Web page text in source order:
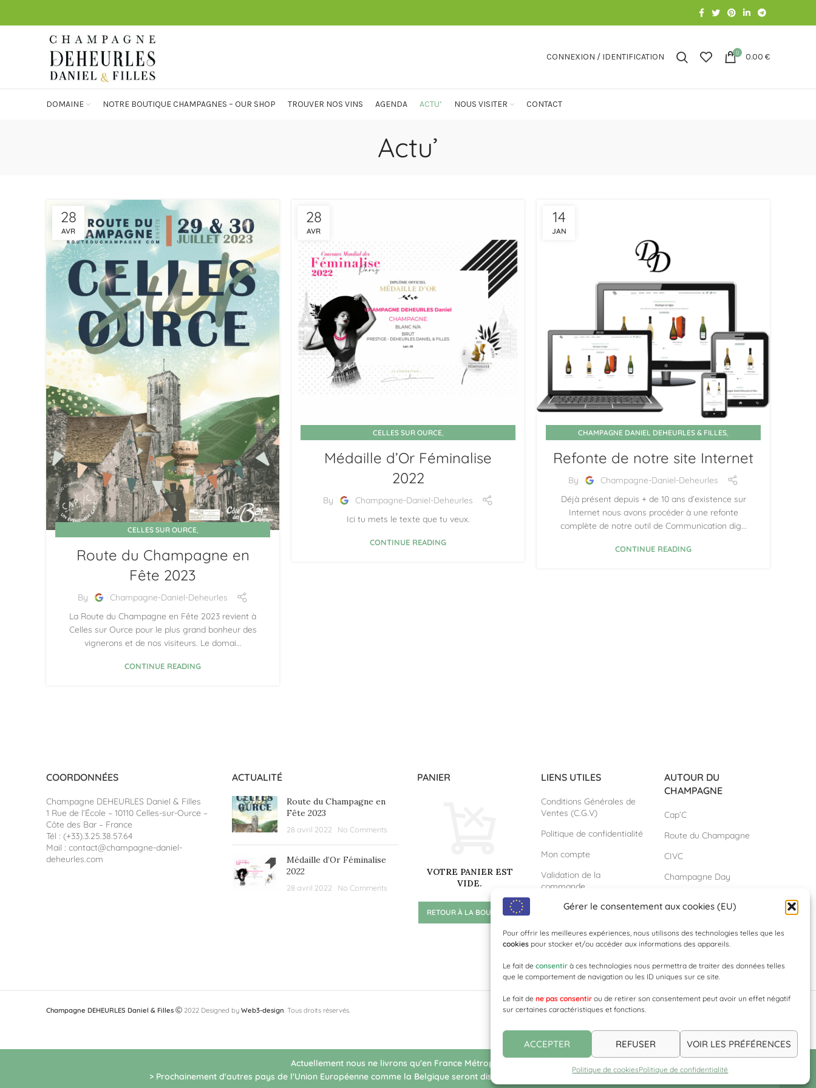
Gérer le consentement aux cookies (EU)
Pour offrir les meilleures expériences, nous utilisons des technologies telles que les
cookies pour stocker et/ou accéder aux informations des appareils.
Le fait de consentir à ces technologies nous permettra de traiter des données telles
que le comportement de navigation ou les ID uniques sur ce site.
Le fait de ne pas consentir ou de retirer son consentement peut avoir un effet négatif
sur certaines caractéristiques et fonctions.
ACCEPTER REFUSER VOIR LES PRÉFÉRENCES
Politique de cookiesPolitique de confidentialité
Actuellement nous ne livrons qu'en France Métropolitaine.
> Prochainement d'autres pays de l'Union Européenne comme la Belgique seront disponibles pour l'envoi de nos Champagnes !
CONNEXION / IDENTIFICATION 0 0.00 €
DOMAINE NOTRE BOUTIQUE CHAMPAGNES – OUR SHOP TROUVER NOS VINS AGENDA ACTU’ NOUS VISITER CONTACT
Actu’
28
AVR
CELLES SUR OURCE,
ROUTE DU CHAMPAGNE,
ROUTE DU CHAMPAGNE EN FÊTE 2023
Route du Champagne en
Fête 2023
By
Champagne-Daniel-Deheurles
La Route du Champagne en Fête 2023 revient à
Celles sur Ource pour le plus grand bonheur des
vignerons et de nos visiteurs. Le domai...
CONTINUE READING
28
AVR
CELLES SUR OURCE,
MÉDAILLE D'OR FÉMINALISE 2022
Médaille d’Or Féminalise
2022
By
Champagne-Daniel-Deheurles
Ici tu mets le texte que tu veux.
CONTINUE READING
14
JAN
CHAMPAGNE DANIEL DEHEURLES & FILLES,
Refonte de notre site Internet
By
Champagne-Daniel-Deheurles
Déjà présent depuis + de 10 ans d’existence sur
Internet nous avons procéder à une refonte
complète de notre outil de Communication dig...
CONTINUE READING
COORDONNÉES
Champagne DEHEURLES Daniel & Filles
1 Rue de l’École – 10110 Celles-sur-Ource –
Côte des Bar – France
Tél : (+33).3.25.38.57.64
Mail : contact@champagne-daniel-
deheurles.com
ACTUALITÉ
Route du Champagne en
Fête 2023
28 avril 2022 No Comments
Médaille d’Or Féminalise
2022
28 avril 2022 No Comments
PANIER
VOTRE PANIER EST
VIDE.
RETOUR À LA BOUTIQUE
LIENS UTILES
Conditions Générales de
Ventes (C.G.V)
Politique de confidentialité
Mon compte
Validation de la
commande
Panier
Notre Boutique
Champagnes – Our Shop
AUTOUR DU
CHAMPAGNE
Cap’C
Route du Champagne
CIVC
Champagne Day
Champagne DEHEURLES Daniel & Filles 2022 Designed by Web3-design. Tous droits réservés.